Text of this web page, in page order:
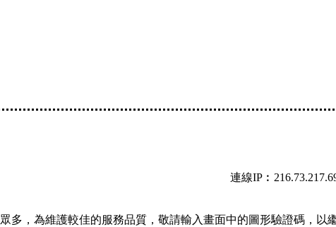
連線
多，為維護較佳的服務品質，敬請輸入畫面中的圖形驗證碼，以